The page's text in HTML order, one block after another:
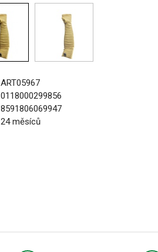
ART05967
0118000299856
8591806069947
24 měsíců